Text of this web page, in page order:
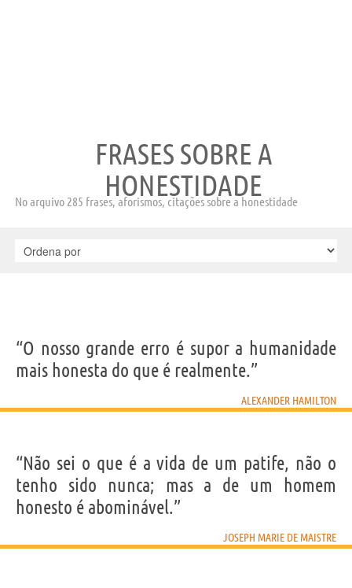
FRASES SOBRE A
HONESTIDADE
No arquivo 285 frases, aforismos, citações sobre a honestidade
“O nosso grande erro é supor a humanidade
mais honesta do que é realmente.”
ALEXANDER HAMILTON
“Não sei o que é a vida de um patife, não o
tenho sido nunca; mas a de um homem
honesto é abominável.”
JOSEPH MARIE DE MAISTRE